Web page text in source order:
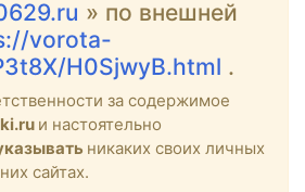
» по внешней
vorota-
H0SjwyB.html .
за содержимое
и настоятельно
никаких своих личных
сайтах.